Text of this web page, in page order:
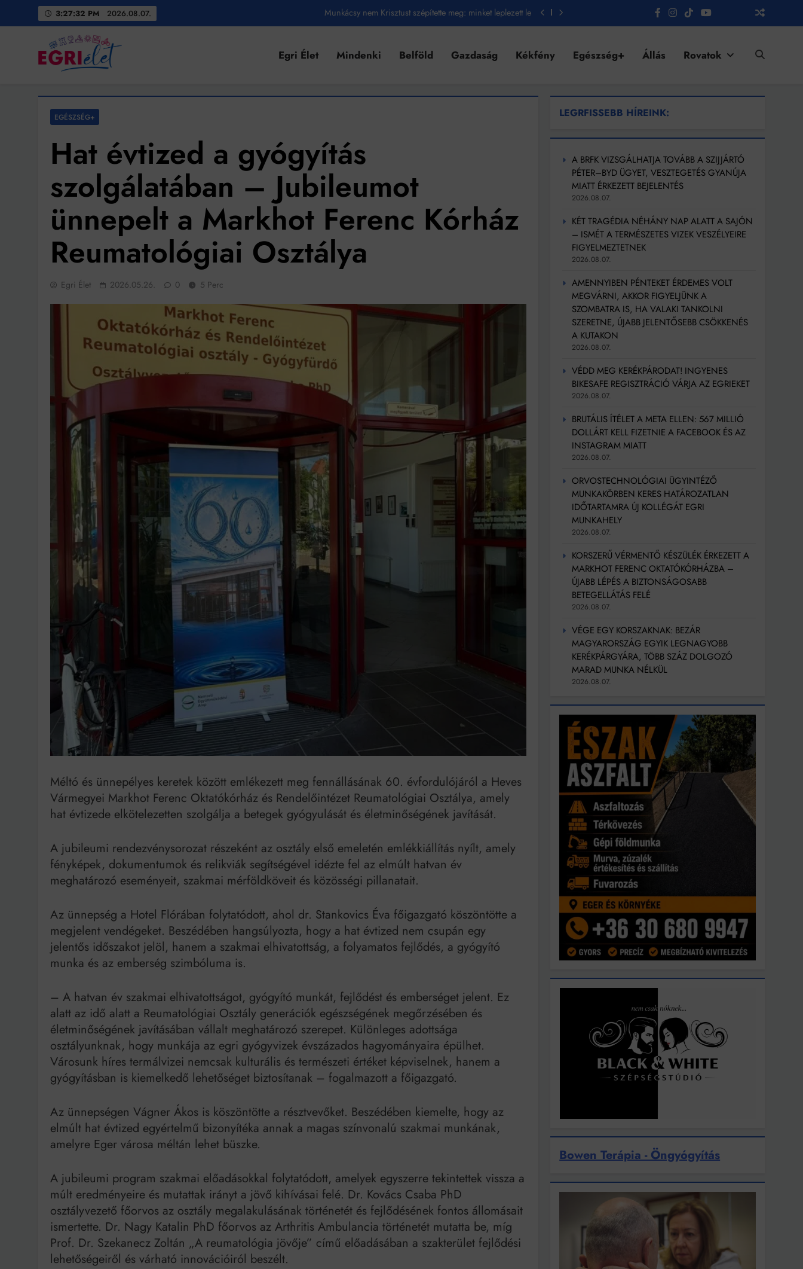
3:27:33 PM 2026.08.07.
Ahol köszönnek, ott még van város
Karinthy Frigyes: a zseni, aki belenézett a saját koponyájába
Az ördög még mindig Pradát visel. De te miért öltözöl hozzá?
Móricz Zsigmond: falusi író vagy boncmester?
Mindenki a világot akarja uralni – de nem csak a 80-as években
Bitumenes lapostetők: a bevált technológia akkor működik, ha jól van felújítva
Ingatlanpiaci szakértők szerint akár 5 százalékkal is nőhetnek a bérleti díjak a ponthatárhirdetés
Ahol köszönnek, ott még van város
Amikor a Tetris boldogabbá tesz, mint a szerelem
Karinthy Frigyes: a zseni, aki belenézett a saját koponyájába
Ki akarsz törni. De miből?
Az öregség nem csak ránc?
Az ördög még mindig Pradát visel. De te miért öltözöl hozzá?
Móricz Zsigmond: falusi író vagy boncmester?
Mindenki a világot akarja uralni – de nem csak a 80-as években
Bitumenes lapostetők: a bevált technológia akkor működik, ha jól van felújítva
Egri Élet
Egri Élet Mindenki Belföld Gazdaság Kékfény Egészség+ Állás Rovatok
EGÉSZSÉG+
Hat évtized a gyógyítás
szolgálatában – Jubileumot
ünnepelt a Markhot Ferenc Kórház
Reumatológiai Osztálya
Egri Élet 2026.05.26. 0 5 Perc
Méltó és ünnepélyes keretek között emlékezett meg fennállásának 60. évfordulójáról a Heves
Vármegyei Markhot Ferenc Oktatókórház és Rendelőintézet Reumatológiai Osztálya, amely
hat évtizede elkötelezetten szolgálja a betegek gyógyulását és életminőségének javítását.
A jubileumi rendezvénysorozat részeként az osztály első emeletén emlékkiállítás nyílt, amely
fényképek, dokumentumok és relikviák segítségével idézte fel az elmúlt hatvan év
meghatározó eseményeit, szakmai mérföldköveit és közösségi pillanatait.
Az ünnepség a Hotel Flórában folytatódott, ahol dr. Stankovics Éva főigazgató köszöntötte a
megjelent vendégeket. Beszédében hangsúlyozta, hogy a hat évtized nem csupán egy
jelentős időszakot jelöl, hanem a szakmai elhivatottság, a folyamatos fejlődés, a gyógyító
munka és az emberség szimbóluma is.
– A hatvan év szakmai elhivatottságot, gyógyító munkát, fejlődést és emberséget jelent. Ez
alatt az idő alatt a Reumatológiai Osztály generációk egészségének megőrzésében és
életminőségének javításában vállalt meghatározó szerepet. Különleges adottsága
osztályunknak, hogy munkája az egri gyógyvizek évszázados hagyományaira épülhet.
Városunk híres termálvizei nemcsak kulturális és természeti értéket képviselnek, hanem a
gyógyításban is kiemelkedő lehetőséget biztosítanak – fogalmazott a főigazgató.
Az ünnepségen Vágner Ákos is köszöntötte a résztvevőket. Beszédében kiemelte, hogy az
elmúlt hat évtized egyértelmű bizonyítéka annak a magas színvonalú szakmai munkának,
amelyre Eger városa méltán lehet büszke.
A jubileumi program szakmai előadásokkal folytatódott, amelyek egyszerre tekintettek vissza a
múlt eredményeire és mutattak irányt a jövő kihívásai felé. Dr. Kovács Csaba PhD
osztályvezető főorvos az osztály megalakulásának történetét és fejlődésének fontos állomásait
ismertette. Dr. Nagy Katalin PhD főorvos az Arthritis Ambulancia történetét mutatta be, míg
Prof. Dr. Szekanecz Zoltán „A reumatológia jövője” című előadásában a szakterület fejlődési
lehetőségeiről és várható innovációiról beszélt.
LEGRFISSEBB HÍREINK:
A BRFK VIZSGÁLHATJA TOVÁBB A SZIJJÁRTÓ
PÉTER–BYD ÜGYET, VESZTEGETÉS GYANÚJA
MIATT ÉRKEZETT BEJELENTÉS
2026.08.07.
KÉT TRAGÉDIA NÉHÁNY NAP ALATT A SAJÓN
– ISMÉT A TERMÉSZETES VIZEK VESZÉLYEIRE
FIGYELMEZTETNEK
2026.08.07.
AMENNYIBEN PÉNTEKET ÉRDEMES VOLT
MEGVÁRNI, AKKOR FIGYELJÜNK A
SZOMBATRA IS, HA VALAKI TANKOLNI
SZERETNE, ÚJABB JELENTŐSEBB CSÖKKENÉS
A KUTAKON
2026.08.07.
VÉDD MEG KERÉKPÁRODAT! INGYENES
BIKESAFE REGISZTRÁCIÓ VÁRJA AZ EGRIEKET
2026.08.07.
BRUTÁLIS ÍTÉLET A META ELLEN: 567 MILLIÓ
DOLLÁRT KELL FIZETNIE A FACEBOOK ÉS AZ
INSTAGRAM MIATT
2026.08.07.
ORVOSTECHNOLÓGIAI ÜGYINTÉZŐ
MUNKAKÖRBEN KERES HATÁROZATLAN
IDŐTARTAMRA ÚJ KOLLÉGÁT EGRI
MUNKAHELY
2026.08.07.
KORSZERŰ VÉRMENTŐ KÉSZÜLÉK ÉRKEZETT A
MARKHOT FERENC OKTATÓKÓRHÁZBA –
ÚJABB LÉPÉS A BIZTONSÁGOSABB
BETEGELLÁTÁS FELÉ
2026.08.07.
VÉGE EGY KORSZAKNAK: BEZÁR
MAGYARORSZÁG EGYIK LEGNAGYOBB
KERÉKPÁRGYÁRA, TÖBB SZÁZ DOLGOZÓ
MARAD MUNKA NÉLKÜL
2026.08.07.
Bowen Terápia - Öngyógyítás